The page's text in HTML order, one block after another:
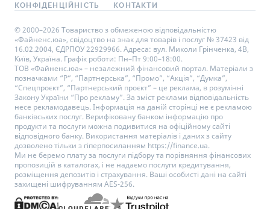
КОНФІДЕНЦІЙНІСТЬ КОНТАКТИ
© 2000–2026 Товариство з обмеженою відповідальністю
«Файненс.юа», свідоцтво на знак для товарів і послуг № 37423 від
16.02.2004, ЄДРПОУ 22929966. Адреса: вул. Миколи Грінченка, 4В,
Київ, Україна. Графік роботи: Пн–Пт 9:00–18:00.
ТОВ «Файненс.юа» – незалежний фінансовий портал. Матеріали з
позначками “Р”, “Партнерська”, “Промо”, “Акція”, “Думка”,
“Спецпроєкт”, “Партнерський проєкт” – це реклама, в розумінні
Закону України “Про рекламу”. За зміст реклами відповідальність
несе рекламодавець. Інформація на даній сторінці не є рекламою
банківських послуг. Верифіковану банком інформацію про
продукти та послуги можна подивитися на офіційному сайті
відповідного банку. Використання матеріалів і даних з сайту
дозволено тільки з гіперпосиланням https://finance.ua.
Ми не беремо плату за послуги підбору та порівняння фінансових
пропозицій в каталогах, і не надаємо послуги кредитування,
розміщення депозитів і страхування. Ваші особисті дані на сайті
захищені шифруванням AES-256.